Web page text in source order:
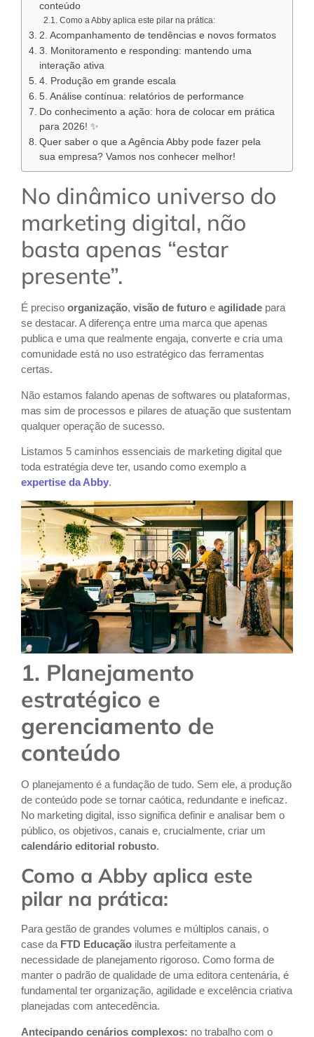
conteúdo
Como a Abby aplica este pilar na prática:
2. Acompanhamento de tendências e novos formatos
3. Monitoramento e responding: mantendo uma
interação ativa
4. Produção em grande escala
5. Análise contínua: relatórios de performance
Do conhecimento a ação: hora de colocar em prática
para 2026! ✨
Quer saber o que a Agência Abby pode fazer pela
sua empresa? Vamos nos conhecer melhor!
No dinâmico universo do
marketing digital, não
basta apenas “estar
presente”.
É preciso organização, visão de futuro e agilidade para
se destacar. A diferença entre uma marca que apenas
publica e uma que realmente engaja, converte e cria uma
comunidade está no uso estratégico das ferramentas
certas.
Não estamos falando apenas de softwares ou plataformas,
mas sim de processos e pilares de atuação que sustentam
qualquer operação de sucesso.
Listamos 5 caminhos essenciais de marketing digital que
toda estratégia deve ter, usando como exemplo a
expertise da Abby.
1. Planejamento
estratégico e
gerenciamento de
conteúdo
O planejamento é a fundação de tudo. Sem ele, a produção
de conteúdo pode se tornar caótica, redundante e ineficaz.
No marketing digital, isso significa definir e analisar bem o
público, os objetivos, canais e, crucialmente, criar um
calendário editorial robusto.
Como a Abby aplica este
pilar na prática:
Para gestão de grandes volumes e múltiplos canais, o
case da FTD Educação ilustra perfeitamente a
necessidade de planejamento rigoroso. Como forma de
manter o padrão de qualidade de uma editora centenária, é
fundamental ter organização, agilidade e excelência criativa
planejadas com antecedência.
Antecipando cenários complexos: no trabalho com o